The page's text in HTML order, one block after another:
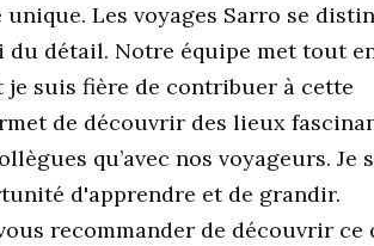
Les voyages Sarro se
détail. Notre équipe met tout
suis fière de contribuer à cette
de découvrir des lieux
qu’avec nos voyageurs. Je
d'apprendre et de grandir.
recommander de découvrir ce